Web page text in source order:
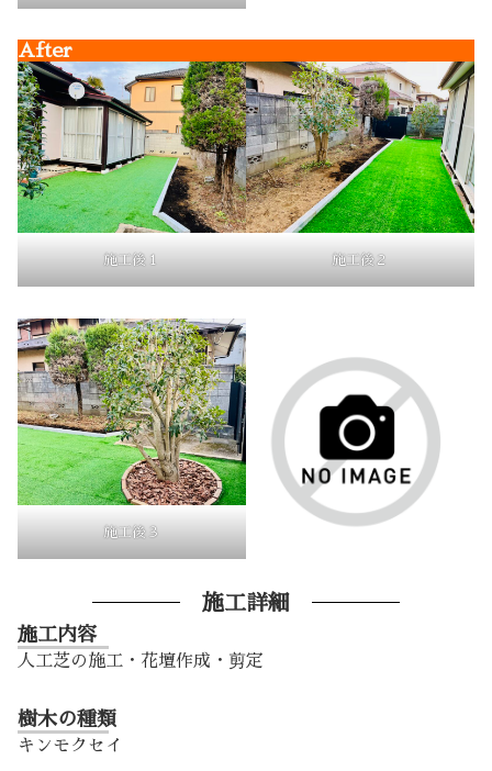
After
施工後１ 施工後２
施工後３
施工詳細
施工内容
人工芝の施工・花壇作成・剪定
樹木の種類
キンモクセイ